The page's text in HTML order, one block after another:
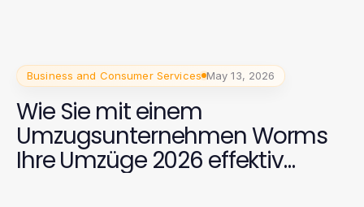
Führungskultur in 2026
Business and Consumer Services May 13, 2026
Wie Sie mit einem
Umzugsunternehmen Worms
Ihre Umzüge 2026 effektiv